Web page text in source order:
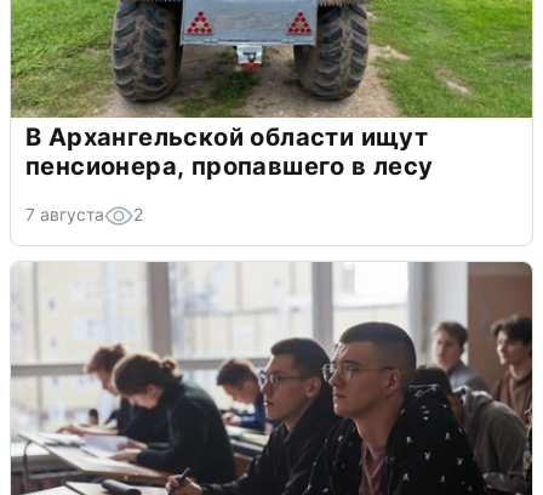
В Архангельской области ищут
пенсионера, пропавшего в лесу
7 августа 2